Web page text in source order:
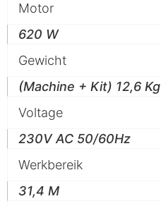
Motor
620 W
Gewicht
(Machine + Kit) 12,6 Kg
Voltage
230V AC 50/60Hz
Werkbereik
31,4 M